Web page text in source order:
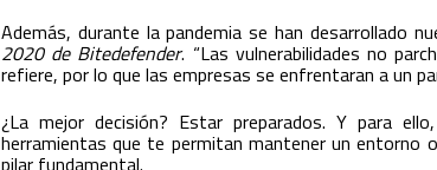
Además, durante la pandemia se han desarrollado
2020 de Bitedefender. “Las vulnerabilidades no
refiere, por lo que las empresas se enfrentaran a un
¿La mejor decisión? Estar preparados. Y para
herramientas que te permitan mantener un entorno